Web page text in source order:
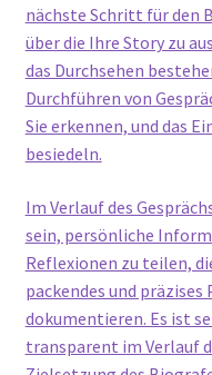
nächste Schritt für den
über die Ihre Story zu
das Durchsehen
Durchführen von
Sie erkennen, und das
besiedeln.
Im Verlauf des
sein, persönliche
Reflexionen zu teilen,
packendes und
dokumentieren. Es ist
transparent im Verlauf